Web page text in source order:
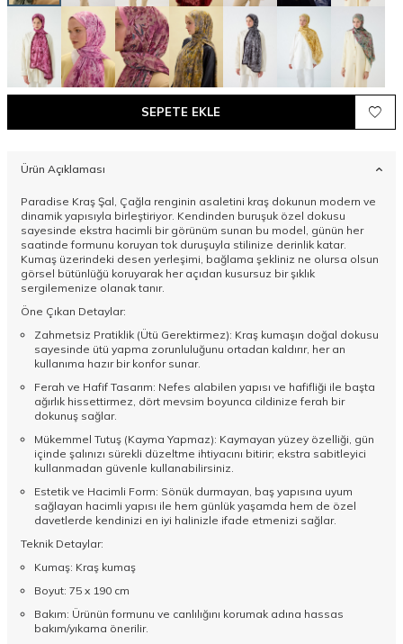
SEPETE EKLE
Ürün Açıklaması
Paradise Kraş Şal, Çağla renginin asaletini kraş dokunun modern ve
dinamik yapısıyla birleştiriyor. Kendinden buruşuk özel dokusu
sayesinde ekstra hacimli bir görünüm sunan bu model, günün her
saatinde formunu koruyan tok duruşuyla stilinize derinlik katar.
Kumaş üzerindeki desen yerleşimi, bağlama şekliniz ne olursa olsun
görsel bütünlüğü koruyarak her açıdan kusursuz bir şıklık
sergilemenize olanak tanır.
Öne Çıkan Detaylar:
Zahmetsiz Pratiklik (Ütü Gerektirmez): Kraş kumaşın doğal dokusu
sayesinde ütü yapma zorunluluğunu ortadan kaldırır, her an
kullanıma hazır bir konfor sunar.
Ferah ve Hafif Tasarım: Nefes alabilen yapısı ve hafifliği ile başta
ağırlık hissettirmez, dört mevsim boyunca cildinize ferah bir
dokunuş sağlar.
Mükemmel Tutuş (Kayma Yapmaz): Kaymayan yüzey özelliği, gün
içinde şalınızı sürekli düzeltme ihtiyacını bitirir; ekstra sabitleyici
kullanmadan güvenle kullanabilirsiniz.
Estetik ve Hacimli Form: Sönük durmayan, baş yapısına uyum
sağlayan hacimli yapısı ile hem günlük yaşamda hem de özel
davetlerde kendinizi en iyi halinizle ifade etmenizi sağlar.
Teknik Detaylar:
Kumaş: Kraş kumaş
Boyut: 75 x 190 cm
Bakım: Ürünün formunu ve canlılığını korumak adına hassas
bakım/yıkama önerilir.